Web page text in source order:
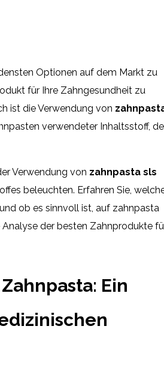
Optionen auf dem Markt zu
für Ihre Zahngesundheit zu
ist die Verwendung von
verwendeter Inhaltsstoff,
Verwendung von zahnpasta sls
beleuchten. Erfahren Sie,
ob es sinnvoll ist, auf zahnpasta
der besten Zahnprodukte
Ein